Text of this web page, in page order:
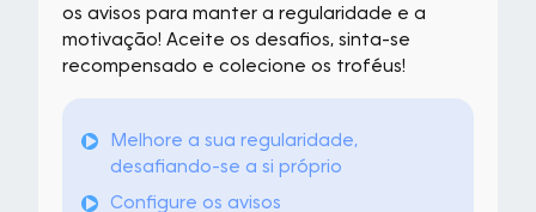
os avisos para manter a regularidade e a
motivação! Aceite os desafios, sinta-se
recompensado e colecione os troféus!
Melhore a sua regularidade,
desafiando-se a si próprio
Configure os avisos